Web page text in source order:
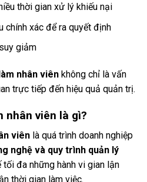
thời gian xử lý khiếu nại
chính xác để ra quyết định
giảm
nhân viên không chỉ là vấn
trực tiếp đến hiệu quả quản trị.
nhân viên là gì?
viên là quá trình doanh nghiệp
nghệ và quy trình quản lý
đa những hành vi gian lận
thời gian làm việc.